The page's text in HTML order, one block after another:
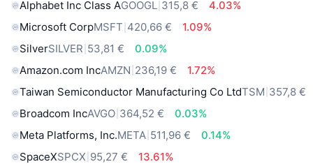
Alphabet Inc Class AGOOGL 315,8 €
4.03%
Microsoft CorpMSFT 420,66 €
1.09%
SilverSILVER 53,81 €
0.09%
Amazon.com IncAMZN 236,19 €
1.72%
Taiwan Semiconductor Manufacturing Co LtdTSM 357,8 €
Broadcom IncAVGO 364,52 €
0.03%
Meta Platforms, Inc.META 511,96 €
0.14%
SpaceXSPCX 95,27 €
13.61%